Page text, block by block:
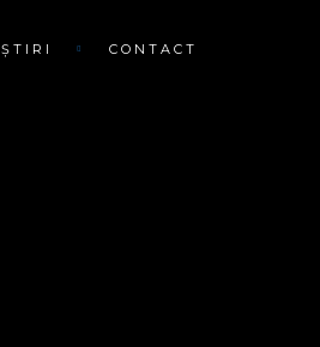
ȘTIRI CONTACT